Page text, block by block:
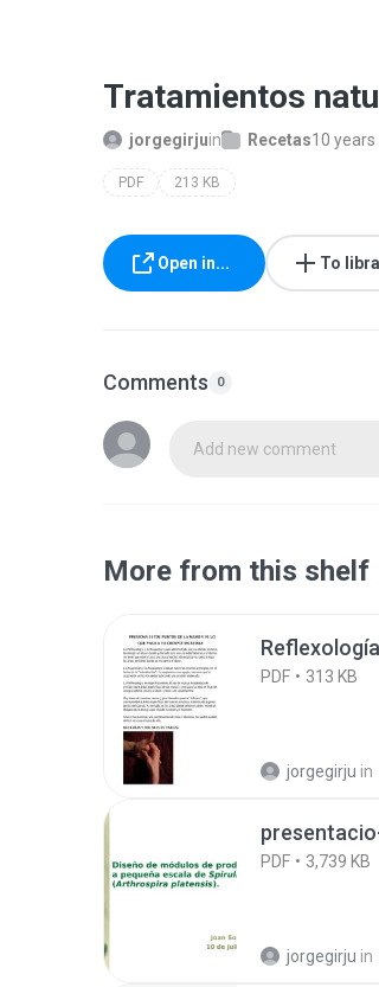
Tratamientos
jorgegirjuin Recetas10 years
PDF 213 KB
Open in... To
Comments 0
Add new comment
More from this shelf
PDF 313 KB
jorgegirju in
PDF 3,739 KB
jorgegirju in